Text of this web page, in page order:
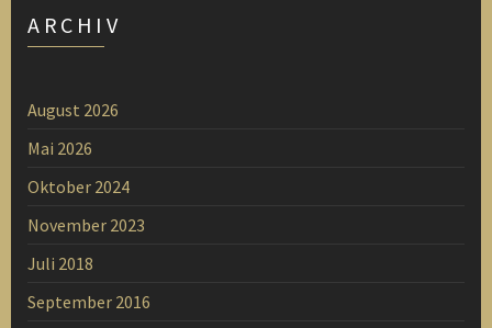
ARCHIV
August 2026
Mai 2026
Oktober 2024
November 2023
Juli 2018
September 2016